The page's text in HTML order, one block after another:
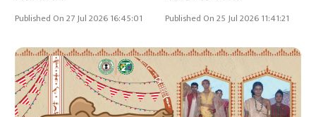
Published On 27 Jul 2026 16:45:01 Published On 25 Jul 2026 11:41:21